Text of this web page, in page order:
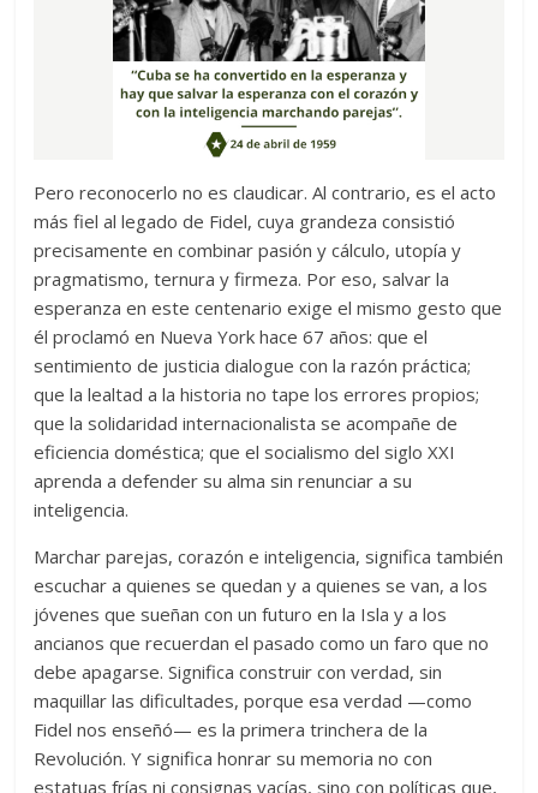
Pero reconocerlo no es claudicar. Al contrario, es el acto
más fiel al legado de Fidel, cuya grandeza consistió
precisamente en combinar pasión y cálculo, utopía y
pragmatismo, ternura y firmeza. Por eso, salvar la
esperanza en este centenario exige el mismo gesto que
él proclamó en Nueva York hace 67 años: que el
sentimiento de justicia dialogue con la razón práctica;
que la lealtad a la historia no tape los errores propios;
que la solidaridad internacionalista se acompañe de
eficiencia doméstica; que el socialismo del siglo XXI
aprenda a defender su alma sin renunciar a su
inteligencia.
Marchar parejas, corazón e inteligencia, significa también
escuchar a quienes se quedan y a quienes se van, a los
jóvenes que sueñan con un futuro en la Isla y a los
ancianos que recuerdan el pasado como un faro que no
debe apagarse. Significa construir con verdad, sin
maquillar las dificultades, porque esa verdad —como
Fidel nos enseñó— es la primera trinchera de la
Revolución. Y significa honrar su memoria no con
estatuas frías ni consignas vacías, sino con políticas que,